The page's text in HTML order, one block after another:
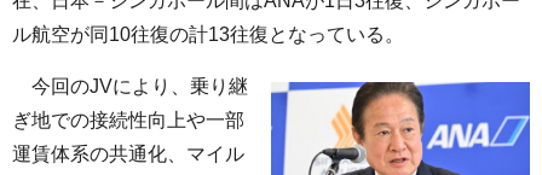
ル航空が同10往復の計13往復となっている。
今回のJVにより、乗り継
ぎ地での接続性向上や一部
運賃体系の共通化、マイル